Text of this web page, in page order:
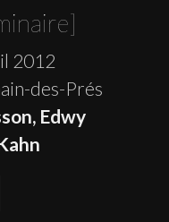
2012
des-Prés
Edwy